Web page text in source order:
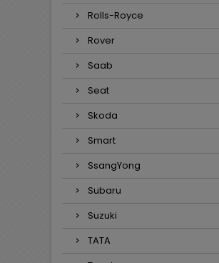
Rolls-Royce
Rover
Saab
Seat
Skoda
Smart
SsangYong
Subaru
Suzuki
TATA